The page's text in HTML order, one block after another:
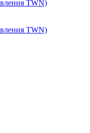
TWN)
TWN)